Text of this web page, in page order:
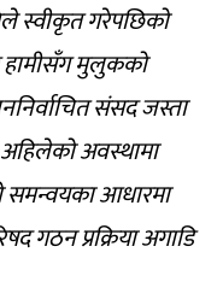
स्वीकृत गरेपछिको
हामीसँग मुलुकको
संसद जस्ता
अवस्थामा
समन्वयका आधारमा
गठन प्रक्रिया अगाडि